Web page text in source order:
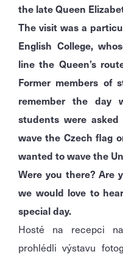
the late Queen
The visit was a
English College,
line the Queen’s
Former members of
remember the day
students were
wave the Czech flag
wanted to wave the
Were you there? Are
we would love to
special day.
Hosté na recepci
prohlédli výstavu